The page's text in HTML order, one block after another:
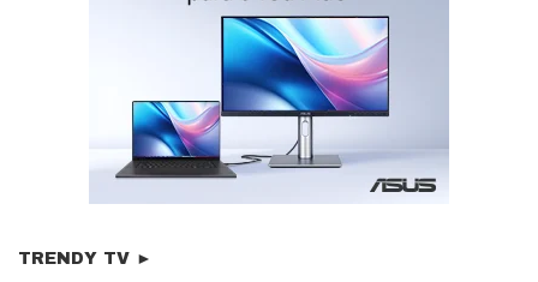
TRENDY TV ►